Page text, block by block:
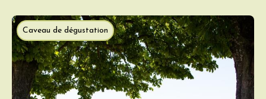
Caveau de dégustation